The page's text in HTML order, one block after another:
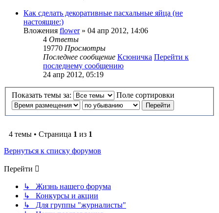
Как сделать декоративные пасхальные яйца (не
настоящие:)
Вложения flower» 04 апр 2012, 14:06
4 Ответы
19770 Просмотры
Последнее сообщение Ксюничка Перейти к
последнему сообщению
24 апр 2012, 05:19
Показать темы за: Поле сортировки
4 темы • Страница 1 из 1
Вернуться к списку форумов
Перейти
↳ Жизнь нашего форума
↳ Конкурсы и акции
↳ Для группы "журналисты"